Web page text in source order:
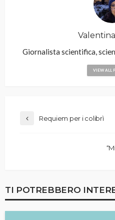
Giornalista scientifica,
VIEW ALL
Requiem per i colibrì
TI POTREBBERO